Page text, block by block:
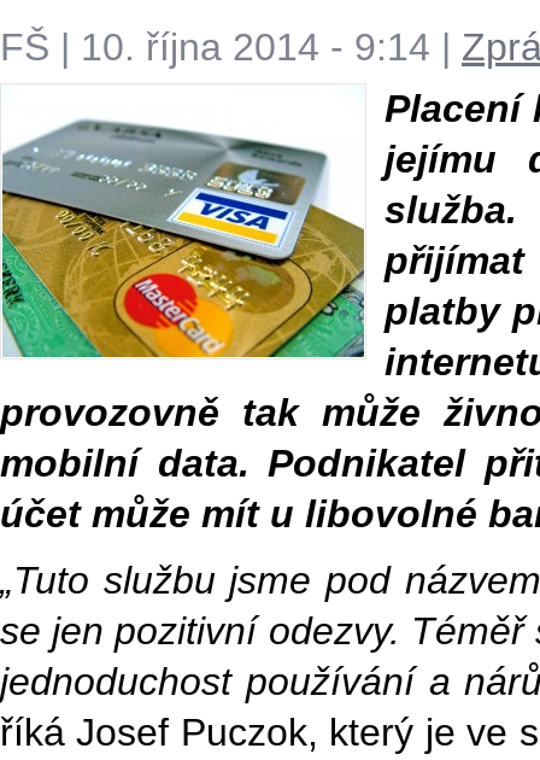
FŠ | 10. října 2014 - 9:14 |
Placení
jejímu
platby
provozovně tak může
mobilní data. Podnikatel
účet může mít u libovolné
„Tuto službu jsme pod
se jen pozitivní odezvy.
jednoduchost používání a
říká Josef Puczok, který je ve